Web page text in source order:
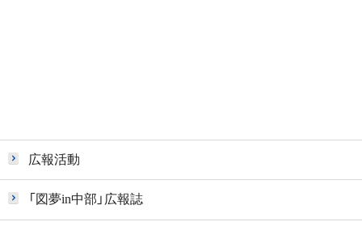
広報活動
「図夢in中部」広報誌